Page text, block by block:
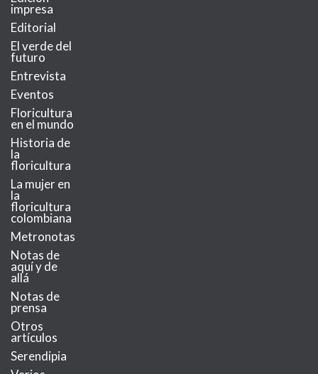
impresa
Editorial
El verde del
futuro
Entrevista
Eventos
Floricultura
en el mundo
Historia de
la
floricultura
La mujer en
la
floricultura
colombiana
Metronotas
Notas de
aquí y de
allá
Notas de
prensa
Otros
artículos
Serendipia